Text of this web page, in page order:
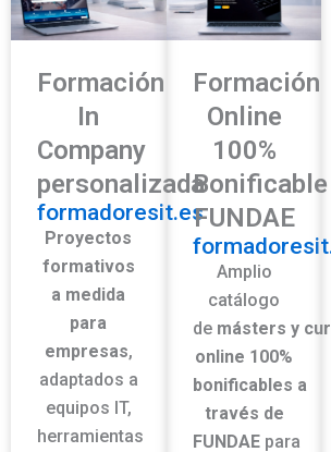
Formación
In
Company
personalizada
formadoresit.es
Proyectos
formativos
a medida
para
empresas,
adaptados a
equipos IT,
herramientas
Formación
Online
100%
Bonificable
FUNDAE
Amplio
catálogo
de másters y
online 100%
bonificables a
través de
FUNDAE para